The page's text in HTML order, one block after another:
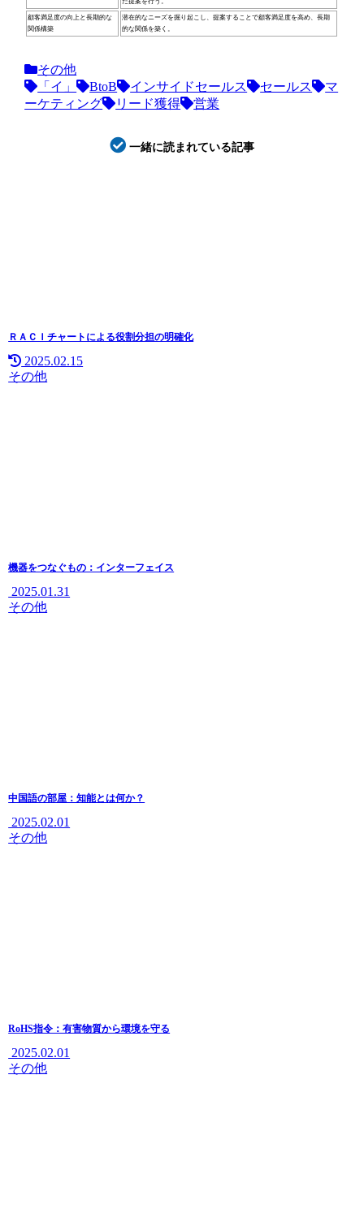
顧客満足度の向上と長期的な
関係構築
潜在的なニーズを掘り起こし、提案することで顧客満足度を高め、長期
的な関係を築く。
その他
「イ」
BtoB インサイドセールス セールス
マ
ーケティング
リード獲得 営業
一緒に読まれている記事
ＲＡＣＩチャートによる役割分担の明確化
2025.02.15
その他
機器をつなぐもの：インターフェイス
2025.01.31
その他
中国語の部屋：知能とは何か？
2025.02.01
その他
RoHS指令：有害物質から環境を守る
2025.02.01
その他